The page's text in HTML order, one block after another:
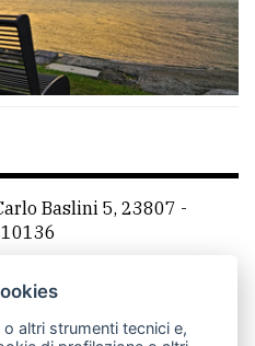
Baslini 5, 23807 -
CasateOnline
RSS
altri strumenti tecnici e,